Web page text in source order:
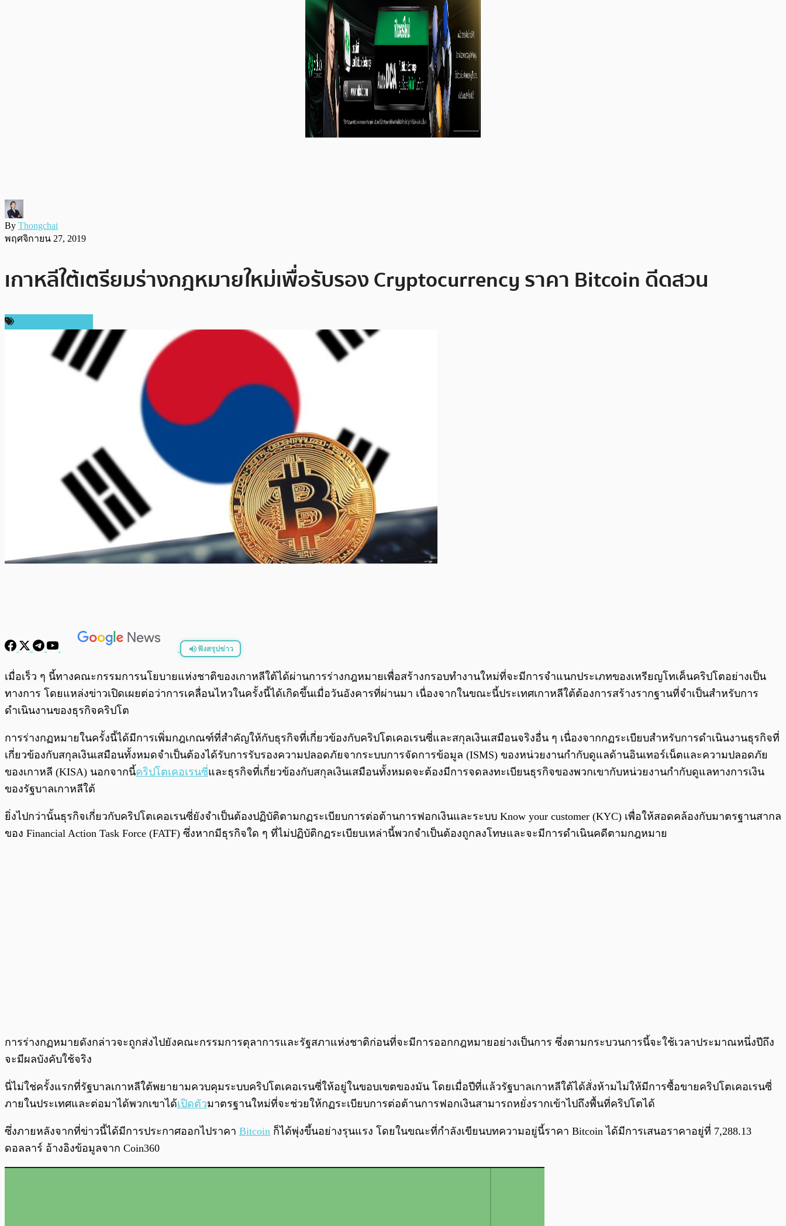
By Thongchai
พฤศจิกายน 27, 2019
เกาหลีใต้เตรียมร่างกฎหมายใหม่เพื่อรับรอง Cryptocurrency ราคา Bitcoin ดีดสวน
ฟังสรุปข่าว
พร้อมเล่น 0:00/ 0:00
เมื่อเร็ว ๆ นี้ทางคณะกรรมการนโยบายแห่งชาติของเกาหลีใต้ได้ผ่านการร่างกฎหมายเพื่อสร้างกรอบทำงานใหม่ที่จะมีการจำแนกประเภทของเหรียญโทเค็นคริปโตอย่างเป็น
ทางการ โดยแหล่งข่าวเปิดเผยต่อว่าการเคลื่อนไหวในครั้งนี้ได้เกิดขึ้นเมื่อวันอังคารที่ผ่านมา เนื่องจากในขณะนี้ประเทศเกาหลีใต้ต้องการสร้างรากฐานที่จำเป็นสำหรับการ
ดำเนินงานของธุรกิจคริปโต
การร่างกฏหมายในครั้งนี้ได้มีการเพิ่มกฎเกณฑ์ที่สำคัญให้กับธุรกิจที่เกี่ยวข้องกับคริปโตเคอเรนซี่และสกุลเงินเสมือนจริงอื่น ๆ เนื่องจากกฏระเบียบสำหรับการดำเนินงานธุรกิจที่
เกี่ยวข้องกับสกุลเงินเสมือนทั้งหมดจำเป็นต้องได้รับการรับรองความปลอดภัยจากระบบการจัดการข้อมูล (ISMS) ของหน่วยงานกำกับดูแลด้านอินเทอร์เน็ตและความปลอดภัย
ของเกาหลี (KISA) นอกจากนี้คริปโตเคอเรนซี่และธุรกิจที่เกี่ยวข้องกับสกุลเงินเสมือนทั้งหมดจะต้องมีการจดลงทะเบียนธุรกิจของพวกเขากับหน่วยงานกำกับดูแลทางการเงิน
ของรัฐบาลเกาหลีใต้
ยิ่งไปกว่านั้นธุรกิจเกี่ยวกับคริปโตเคอเรนซี่ยังจำเป็นต้องปฏิบัติตามกฏระเบียบการต่อต้านการฟอกเงินและระบบ Know your customer (KYC) เพื่อให้สอดคล้องกับมาตรฐานสากล
ของ Financial Action Task Force (FATF) ซึ่งหากมีธุรกิจใด ๆ ที่ไม่ปฏิบัติกฏระเบียบเหล่านี้พวกจำเป็นต้องถูกลงโทษและจะมีการดำเนินคดีตามกฎหมาย
การร่างกฏหมายดังกล่าวจะถูกส่งไปยังคณะกรรมการตุลาการและรัฐสภาแห่งชาติก่อนที่จะมีการออกกฎหมายอย่างเป็นการ ซึ่งตามกระบวนการนี้จะใช้เวลาประมาณหนึ่งปีถึง
จะมีผลบังคับใช้จริง
นี่ไม่ใช่ครั้งแรกที่รัฐบาลเกาหลีใต้พยายามควบคุมระบบคริปโตเคอเรนซี่ให้อยู่ในขอบเขตของมัน โดยเมื่อปีที่แล้วรัฐบาลเกาหลีใต้ได้สั่งห้ามไม่ให้มีการซื้อขายคริปโตเคอเรนซี่
ภายในประเทศและต่อมาได้พวกเขาได้เปิดตัวมาตรฐานใหม่ที่จะช่วยให้กฏระเบียบการต่อต้านการฟอกเงินสามารถหยั่งรากเข้าไปถึงพื้นที่คริปโตได้
ซึ่งภายหลังจากที่ข่าวนี้ได้มีการประกาศออกไปราคา Bitcoin ก็ได้พุ่งขึ้นอย่างรุนแรง โดยในขณะที่กำลังเขียนบทความอยู่นี้ราคา Bitcoin ได้มีการเสนอราคาอยู่ที่ 7,288.13
ดอลลาร์ อ้างอิงข้อมูลจาก Coin360